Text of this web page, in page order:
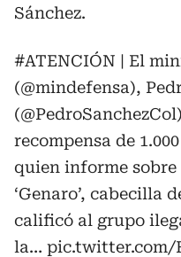
Sánchez.
#ATENCIÓN | El
(@mindefensa),
(@PedroSanchezCol
recompensa de
quien informe
‘Genaro’, cabecilla
calificó al grupo
la… pic.twitter.com/